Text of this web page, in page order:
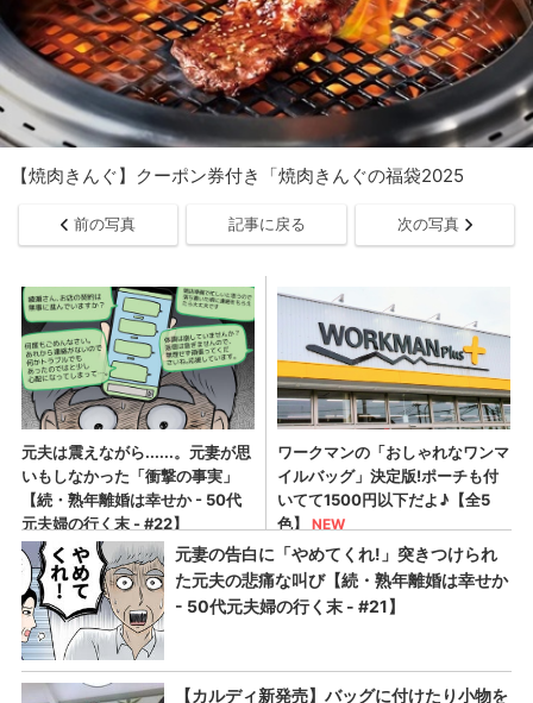
【焼肉きんぐ】クーポン券付き「焼肉きんぐの福袋2025
前の写真 記事に戻る 次の写真